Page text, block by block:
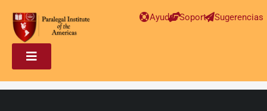
Ayuda Soporte Sugerencias